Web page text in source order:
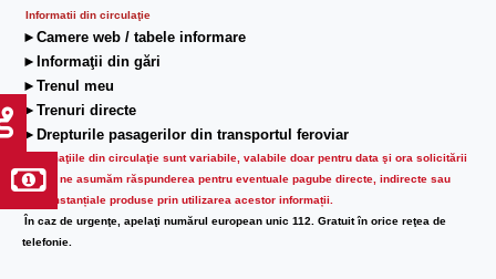
Informatii din circulaţie
►Camere web / tabele informare
►Informaţii din gări
►Trenul meu
►Trenuri directe
►Drepturile pasagerilor din transportul feroviar
Informaţiile din circulaţie sunt variabile, valabile doar pentru data şi ora solicitării
lor.
Nu ne asumăm răspunderea pentru eventuale pagube directe, indirecte sau
circumstanțiale produse prin utilizarea acestor informații.
În caz de urgenţe, apelaţi numărul european unic 112. Gratuit în orice reţea de
telefonie.